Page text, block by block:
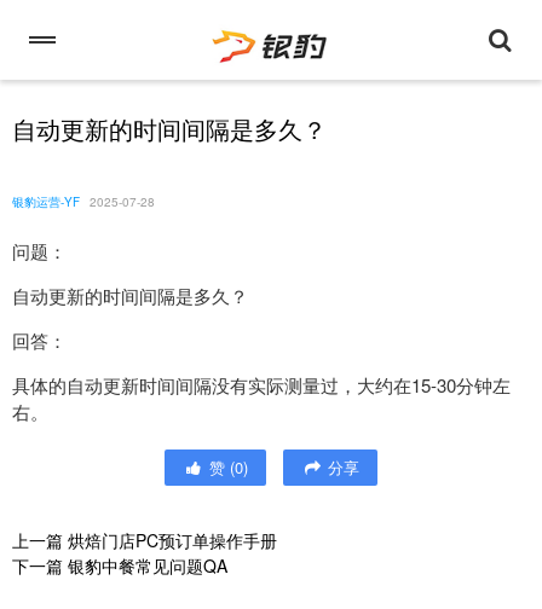
自动更新的时间间隔是多久？
银豹运营-YF 2025-07-28
问题：
自动更新的时间间隔是多久？
回答：
具体的自动更新时间间隔没有实际测量过，大约在15-30分钟左
右。
赞 (0) 分享
上一篇 烘焙门店PC预订单操作手册
下一篇 银豹中餐常见问题QA